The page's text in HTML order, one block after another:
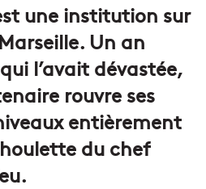
une institution sur
Un an
l’avait dévastée,
rouvre ses
entièrement
du chef